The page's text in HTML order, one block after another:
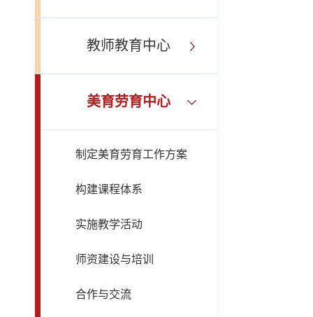
教师教育中心
美育劳育中心
制定美育劳育工作方案
构建课程体系
实施教学活动
师资建设与培训
合作与交流